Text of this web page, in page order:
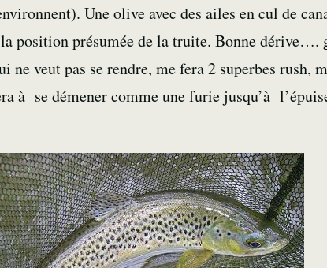
Uneoliveavec des ailes encul de
position présumée de latruite. Bonne dérive….
veut pas se rendre, me fera 2 superbes rush,
à se démener comme une furie jusqu’à